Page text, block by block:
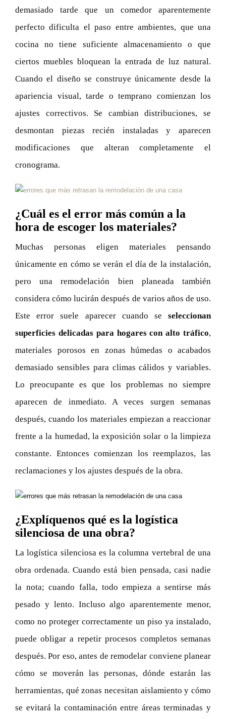
demasiado tarde que un comedor aparentemente
perfecto dificulta el paso entre ambientes, que una
cocina no tiene suficiente almacenamiento o que
ciertos muebles bloquean la entrada de luz natural.
Cuando el diseño se construye únicamente desde la
apariencia visual, tarde o temprano comienzan los
ajustes correctivos. Se cambian distribuciones, se
desmontan piezas recién instaladas y aparecen
modificaciones que alteran completamente el
cronograma.
¿Cuál es el error más común a la
hora de escoger los materiales?
Muchas personas eligen materiales pensando
únicamente en cómo se verán el día de la instalación,
pero una remodelación bien planeada también
considera cómo lucirán después de varios años de uso.
Este error suele aparecer cuando se seleccionan
superficies delicadas para hogares con alto tráfico,
materiales porosos en zonas húmedas o acabados
demasiado sensibles para climas cálidos y variables.
Lo preocupante es que los problemas no siempre
aparecen de inmediato. A veces surgen semanas
después, cuando los materiales empiezan a reaccionar
frente a la humedad, la exposición solar o la limpieza
constante. Entonces comienzan los reemplazos, las
reclamaciones y los ajustes después de la obra.
¿Explíquenos qué es la logística
silenciosa de una obra?
La logística silenciosa es la columna vertebral de una
obra ordenada. Cuando está bien pensada, casi nadie
la nota; cuando falla, todo empieza a sentirse más
pesado y lento. Incluso algo aparentemente menor,
como no proteger correctamente un piso ya instalado,
puede obligar a repetir procesos completos semanas
después. Por eso, antes de remodelar conviene planear
cómo se moverán las personas, dónde estarán las
herramientas, qué zonas necesitan aislamiento y cómo
se evitará la contaminación entre áreas terminadas y